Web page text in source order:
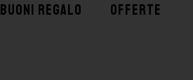
BUONI REGALO OFFERTE